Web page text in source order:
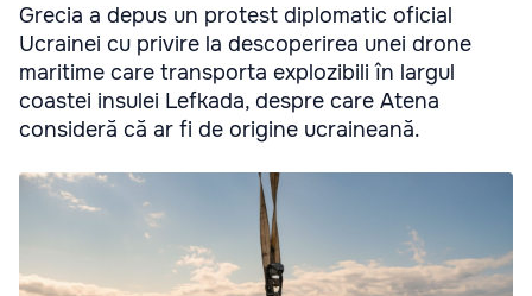
Grecia a depus un protest diplomatic oficial
Ucrainei cu privire la descoperirea unei drone
maritime care transporta explozibili în largul
coastei insulei Lefkada, despre care Atena
consideră că ar fi de origine ucraineană.